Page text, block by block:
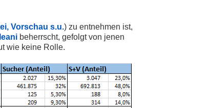
Vorschau s.u.) zu entnehmen ist,
beherrscht, gefolgt von jenen
wie keine Rolle.